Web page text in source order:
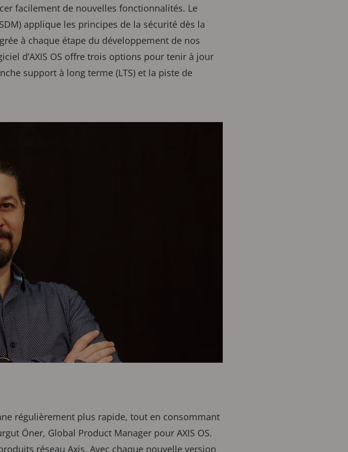
facilement de nouvelles fonctionnalités. Le
applique les principes de la sécurité dès la
à chaque étape du développement de nos
d’AXIS OS offre trois options pour tenir à jour
support à long terme (LTS) et la piste de
régulièrement plus rapide, tout en consommant
Öner, Global Product Manager pour AXIS OS.
réseau Axis. Avec chaque nouvelle version